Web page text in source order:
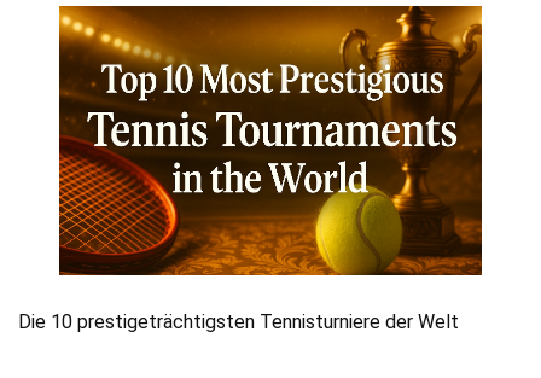
Die 10 prestigeträchtigsten Tennisturniere der Welt